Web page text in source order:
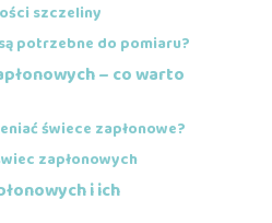
szczeliny
potrzebne do pomiaru?
– co warto
świece zapłonowe?
zapłonowych
i ich